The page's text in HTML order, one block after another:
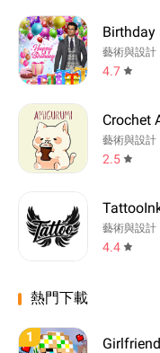
Birthday
藝術與設計
4.7
Crochet
藝術與設計
2.5
藝術與設計
4.4
熱門下載
1